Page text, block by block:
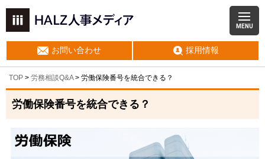
MENU
お問い合わせ 採用情報
TOP > 労務相談Q&A> 労働保険番号を統合できる？
労働保険番号を統合できる？